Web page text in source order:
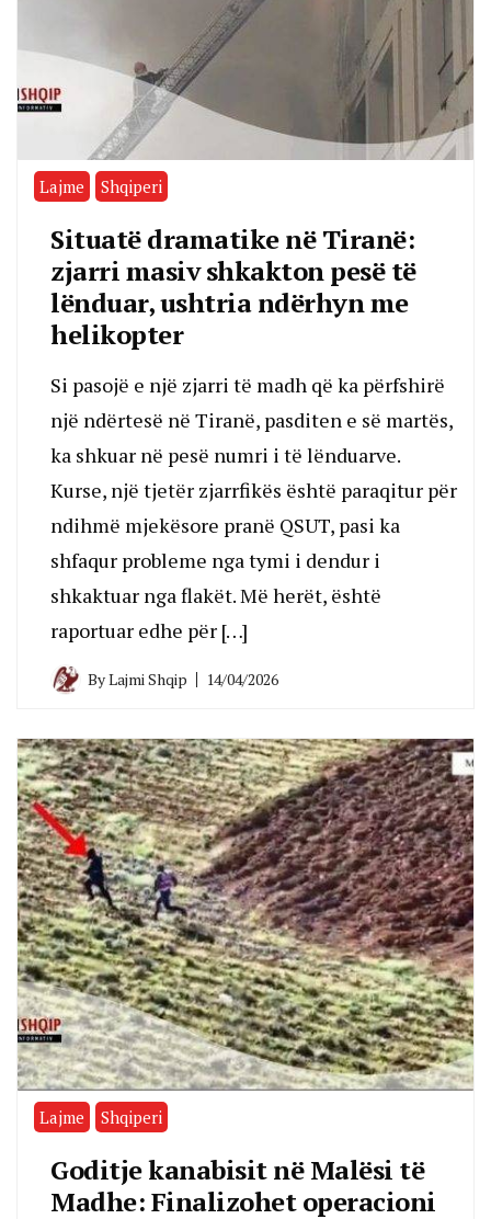
Lajme Shqiperi
Situatë dramatike në Tiranë:
zjarri masiv shkakton pesë të
lënduar, ushtria ndërhyn me
helikopter
Si pasojë e një zjarri të madh që ka përfshirë
një ndërtesë në Tiranë, pasditen e së martës,
ka shkuar në pesë numri i të lënduarve.
Kurse, një tjetër zjarrfikës është paraqitur për
ndihmë mjekësore pranë QSUT, pasi ka
shfaqur probleme nga tymi i dendur i
shkaktuar nga flakët. Më herët, është
raportuar edhe për […]
ByLajmi Shqip 14/04/2026
Lajme Shqiperi
Goditje kanabisit në Malësi të
Madhe: Finalizohet operacioni